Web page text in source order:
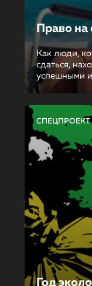
Право на
Как люди,
сдаться,
успешными
СПЕЦПРОЕКТ
Год